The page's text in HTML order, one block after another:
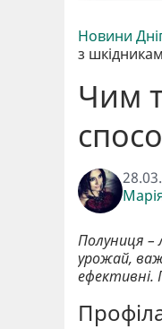
Новини
з
Чим
Полуниця
урожай,
ефективні.